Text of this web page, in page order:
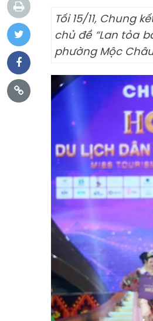
Tối 15/11, Chung
chủ đề “Lan tỏa
phường Mộc